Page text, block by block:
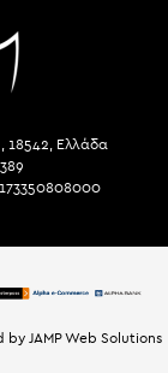
18542, Ελλάδα
JAMP Web Solutions